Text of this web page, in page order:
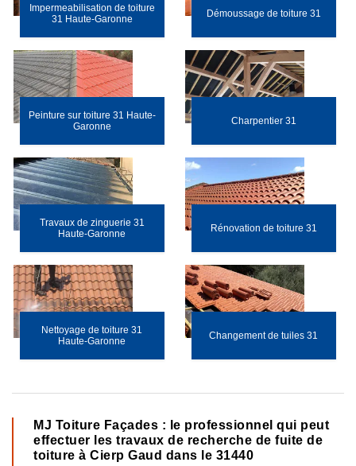
Impermeabilisation de toiture
31 Haute-Garonne
Démoussage de toiture 31
Peinture sur toiture 31 Haute-
Garonne
Charpentier 31
Travaux de zinguerie 31
Haute-Garonne
Rénovation de toiture 31
Nettoyage de toiture 31
Haute-Garonne
Changement de tuiles 31
MJ Toiture Façades : le professionnel qui peut
effectuer les travaux de recherche de fuite de
toiture à Cierp Gaud dans le 31440